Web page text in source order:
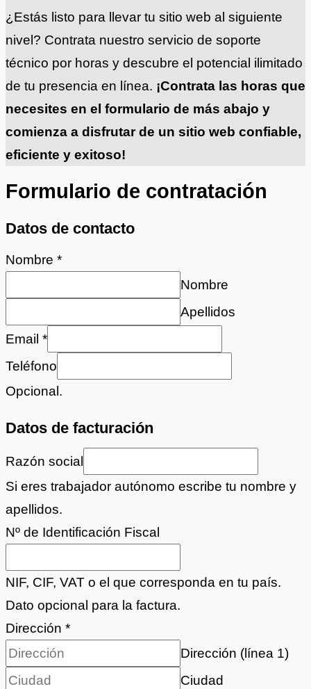
¿Estás listo para llevar tu sitio web al siguiente
nivel? Contrata nuestro servicio de soporte
técnico por horas y descubre el potencial ilimitado
de tu presencia en línea. ¡Contrata las horas que
necesites en el formulario de más abajo y
comienza a disfrutar de un sitio web confiable,
eficiente y exitoso!
Formulario de contratación
Datos de contacto
Nombre *
Nombre
Apellidos
Email *
Teléfono
Opcional.
Datos de facturación
Razón social
Si eres trabajador autónomo escribe tu nombre y
apellidos.
Nº de Identificación Fiscal
NIF, CIF, VAT o el que corresponda en tu país.
Dato opcional para la factura.
Dirección *
Dirección (línea 1)
Ciudad